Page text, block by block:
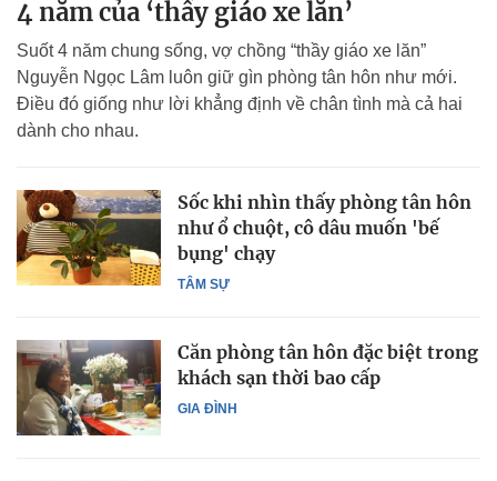
4 năm của ‘thầy giáo xe lăn’
Suốt 4 năm chung sống, vợ chồng “thầy giáo xe lăn”
Nguyễn Ngọc Lâm luôn giữ gìn phòng tân hôn như mới.
Điều đó giống như lời khẳng định về chân tình mà cả hai
dành cho nhau.
TÂM SỰ
Sốc khi nhìn thấy phòng tân hôn
như ổ chuột, cô dâu muốn 'bế
bụng' chạy
GIA ĐÌNH
Căn phòng tân hôn đặc biệt trong
khách sạn thời bao cấp